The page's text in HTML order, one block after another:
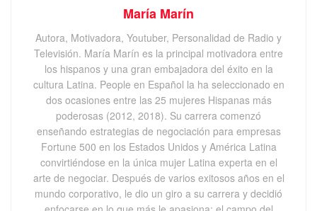
María Marín
Autora, Motivadora, Youtuber, Personalidad de Radio y
Televisión. María Marín es la principal motivadora entre
los hispanos y una gran embajadora del éxito en la
cultura Latina. People en Español la ha seleccionado en
dos ocasiones entre las 25 mujeres Hispanas más
poderosas (2012, 2018). Su carrera comenzó
enseñando estrategias de negociación para empresas
Fortune 500 en los Estados Unidos y América Latina
convirtiéndose en la única mujer Latina experta en el
arte de negociar. Después de varios exitosos años en el
mundo corporativo, le dio un giro a su carrera y decidió